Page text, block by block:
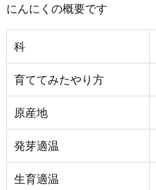
にんにくの概要です
科
育ててみたやり方
原産地
発芽適温
生育適温